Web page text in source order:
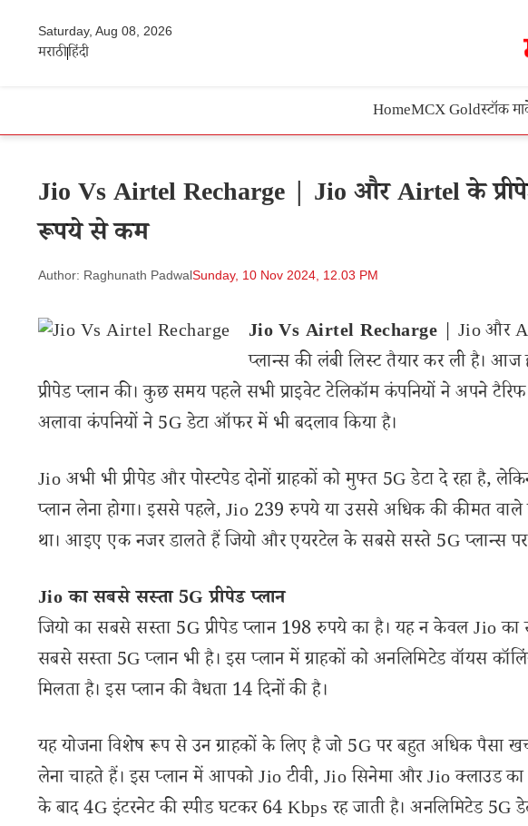
Saturday, Aug 08, 2026
मराठीहिंदी
HomeMCX Goldस्टॉक
Jio Vs Airtel Recharge | Jio और Airtel के
रूपये से कम
Author: Raghunath PadwalSunday, 10 Nov 2024, 12.03 PM
Jio Vs Airtel Recharge | Jio और
प्लान्स की लंबी लिस्ट तैयार कर ली है।
प्रीपेड प्लान की। कुछ समय पहले सभी प्राइवेट टेलिकॉम कंपनियों ने अपने
अलावा कंपनियों ने 5G डेटा ऑफर में भी बदलाव किया है।
Jio अभी भी प्रीपेड और पोस्टपेड दोनों ग्राहकों को मुफ्त 5G डेटा दे रहा है,
प्लान लेना होगा। इससे पहले, Jio 239 रुपये या उससे अधिक की कीमत
था। आइए एक नजर डालते हैं जियो और एयरटेल के सबसे सस्ते 5G प्लान्स
Jio का सबसे सस्ता 5G प्रीपेड प्लान
जियो का सबसे सस्ता 5G प्रीपेड प्लान 198 रुपये का है। यह न केवल Jio का
सबसे सस्ता 5G प्लान भी है। इस प्लान में ग्राहकों को अनलिमिटेड वॉयस
मिलता है। इस प्लान की वैधता 14 दिनों की है।
यह योजना विशेष रूप से उन ग्राहकों के लिए है जो 5G पर बहुत अधिक पैसा
लेना चाहते हैं। इस प्लान में आपको Jio टीवी, Jio सिनेमा और Jio क्लाउड
के बाद 4G इंटरनेट की स्पीड घटकर 64 Kbps रह जाती है। अनलिमिटेड 5G